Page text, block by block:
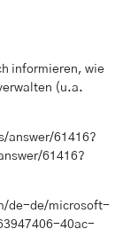
informieren, wie
(u.a.
answer/61416?
61416?
de-de/microsoft-
40ac-